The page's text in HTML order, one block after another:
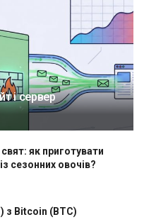
і сервер
як приготувати
сезонних овочів?
з Bitcoin (BTC)